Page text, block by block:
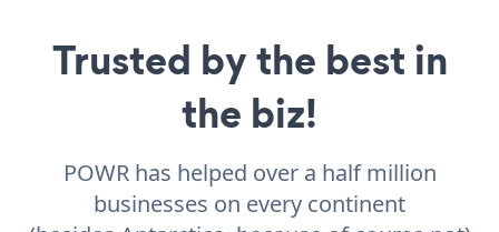
Trusted by the best in
the biz!
POWR has helped over a half million
businesses on every continent